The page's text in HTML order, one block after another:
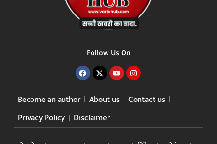
Follow Us On
Become an author About us
Contact us
Privacy Policy
Disclaimer